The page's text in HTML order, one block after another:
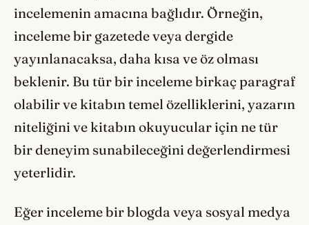
incelemenin amacına bağlıdır. Örneğin,
inceleme bir gazetede veya dergide
yayınlanacaksa, daha kısa ve öz olması
beklenir. Bu tür bir inceleme birkaç paragraf
olabilir ve kitabın temel özelliklerini, yazarın
niteliğini ve kitabın okuyucular için ne tür
bir deneyim sunabileceğini değerlendirmesi
yeterlidir.
Eğer inceleme bir blogda veya sosyal medya